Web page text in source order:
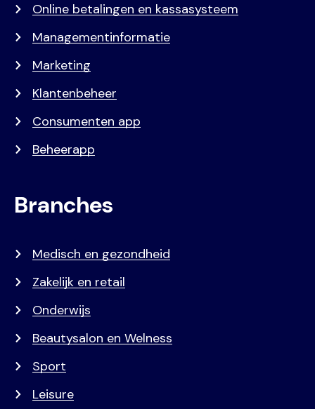
Online betalingen en kassasysteem
Managementinformatie
Marketing
Klantenbeheer
Consumenten app
Beheerapp
Branches
Medisch en gezondheid
Zakelijk en retail
Onderwijs
Beautysalon en Welness
Sport
Leisure